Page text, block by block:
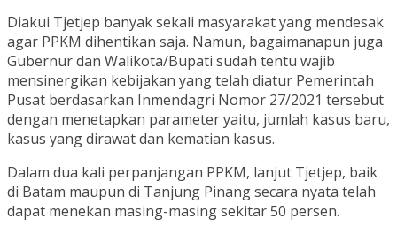
Diakui Tjetjep banyak sekali masyarakat yang mendesak
agar PPKM dihentikan saja. Namun, bagaimanapun juga
Gubernur dan Walikota/Bupati sudah tentu wajib
mensinergikan kebijakan yang telah diatur Pemerintah
Pusat berdasarkan Inmendagri Nomor 27/2021 tersebut
dengan menetapkan parameter yaitu, jumlah kasus baru,
kasus yang dirawat dan kematian kasus.
Dalam dua kali perpanjangan PPKM, lanjut Tjetjep, baik
di Batam maupun di Tanjung Pinang secara nyata telah
dapat menekan masing-masing sekitar 50 persen.